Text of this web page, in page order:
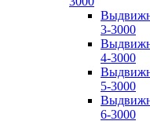
3-3000
4-3000
5-3000
6-3000